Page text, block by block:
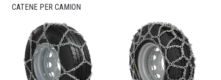
CATENE PER CAMION